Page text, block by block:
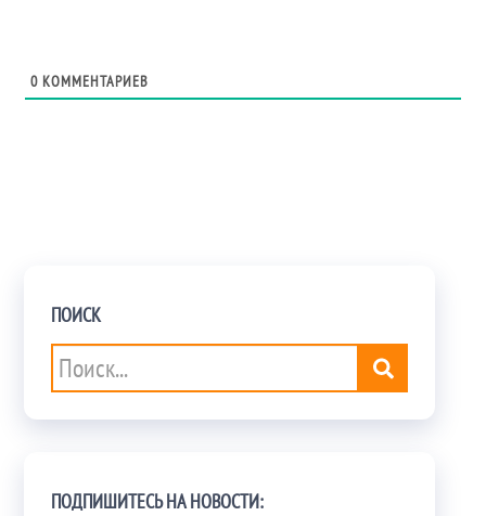
0 КОММЕНТАРИЕВ
ПОИСК
ПОДПИШИТЕСЬ НА НОВОСТИ: